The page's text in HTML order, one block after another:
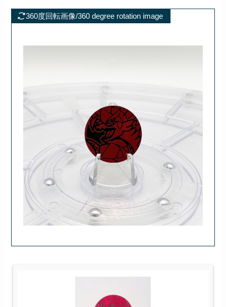
360度回転画像/360 degree rotation image